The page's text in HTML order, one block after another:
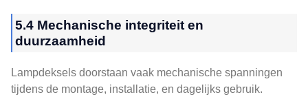
5.4 Mechanische integriteit en
duurzaamheid
Lampdeksels doorstaan ​​vaak mechanische spanningen
tijdens de montage, installatie, en dagelijks gebruik.